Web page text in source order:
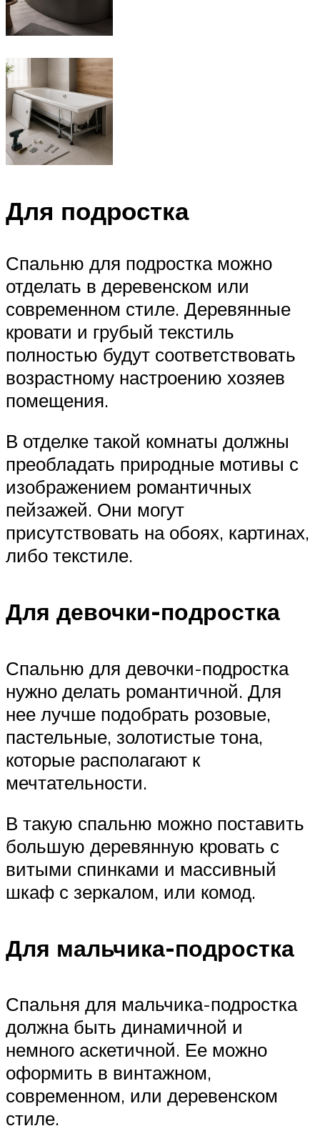
Для подростка
Спальню для подростка можно
отделать в деревенском или
современном стиле. Деревянные
кровати и грубый текстиль
полностью будут соответствовать
возрастному настроению хозяев
помещения.
В отделке такой комнаты должны
преобладать природные мотивы с
изображением романтичных
пейзажей. Они могут
присутствовать на обоях, картинах,
либо текстиле.
Для девочки-подростка
Спальню для девочки-подростка
нужно делать романтичной. Для
нее лучше подобрать розовые,
пастельные, золотистые тона,
которые располагают к
мечтательности.
В такую спальню можно поставить
большую деревянную кровать с
витыми спинками и массивный
шкаф с зеркалом, или комод.
Для мальчика-подростка
Спальня для мальчика-подростка
должна быть динамичной и
немного аскетичной. Ее можно
оформить в винтажном,
современном, или деревенском
стиле.